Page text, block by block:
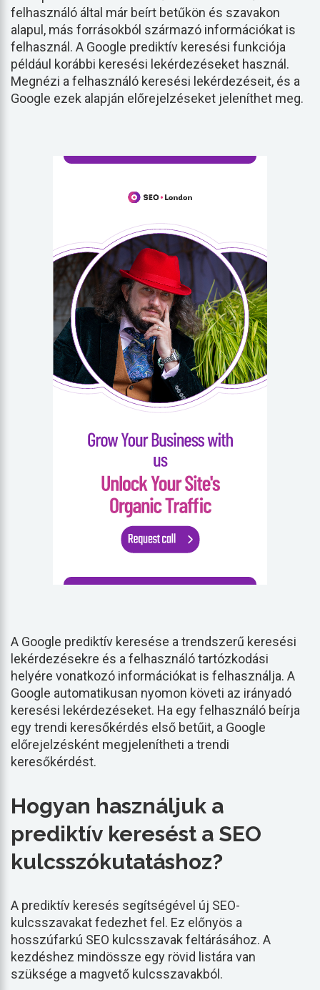
felhasználó által már beírt betűkön és szavakon
alapul, más forrásokból származó információkat is
felhasznál. A Google prediktív keresési funkciója
például korábbi keresési lekérdezéseket használ.
Megnézi a felhasználó keresési lekérdezéseit, és a
Google ezek alapján előrejelzéseket jeleníthet meg.
A Google prediktív keresése a trendszerű keresési
lekérdezésekre és a felhasználó tartózkodási
helyére vonatkozó információkat is felhasználja. A
Google automatikusan nyomon követi az irányadó
keresési lekérdezéseket. Ha egy felhasználó beírja
egy trendi keresőkérdés első betűit, a Google
előrejelzésként megjelenítheti a trendi
keresőkérdést.
Hogyan használjuk a
prediktív keresést a SEO
kulcsszókutatáshoz?
A prediktív keresés segítségével új SEO-
kulcsszavakat fedezhet fel. Ez előnyös a
hosszúfarkú SEO kulcsszavak feltárásához. A
kezdéshez mindössze egy rövid listára van
szüksége a magvető kulcsszavakból.